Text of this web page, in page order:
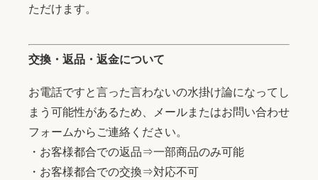
ただけます。
交換・返品・返金について
お電話ですと言った言わないの水掛け論になってし
まう可能性があるため、メールまたはお問い合わせ
フォームからご連絡ください。
・お客様都合での返品⇒一部商品のみ可能
・お客様都合での交換⇒対応不可